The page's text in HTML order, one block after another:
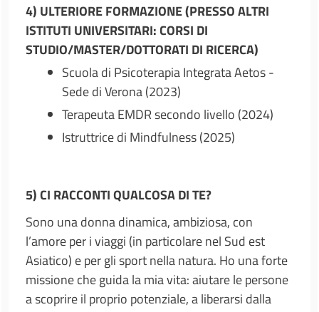
4) ULTERIORE FORMAZIONE (PRESSO ALTRI
ISTITUTI UNIVERSITARI: CORSI DI
STUDIO/MASTER/DOTTORATI DI RICERCA)
Scuola di Psicoterapia Integrata Aetos -
Sede di Verona (2023)
Terapeuta EMDR secondo livello (2024)
Istruttrice di Mindfulness (2025)
5)CI RACCONTI QUALCOSA DI TE?
Sono una donna dinamica, ambiziosa, con
l’amore per i viaggi (in particolare nel Sud est
Asiatico) e per gli sport nella natura. Ho una forte
missione che guida la mia vita: aiutare le persone
a scoprire il proprio potenziale, a liberarsi dalla